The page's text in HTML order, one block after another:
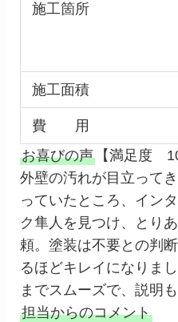
施工箇所
施工面積
費 用
お喜びの声 【満足度
外壁の汚れが目立って
っていたところ、イン
ク隼人を見つけ、とり
頼。塗装は不要との判
るほどキレイになりま
までスムーズで、説明
担当からのコメント